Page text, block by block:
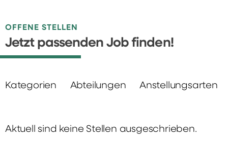
OFFENE STELLEN
Jetzt passenden Job finden!
Kategorien Abteilungen Anstellungsarten
Aktuell sind keine Stellen ausgeschrieben.